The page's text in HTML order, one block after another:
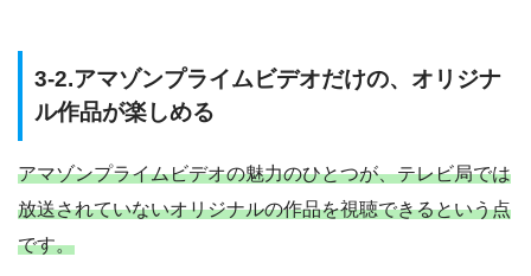
3-2.アマゾンプライムビデオだけの、オリジナ
ル作品が楽しめる
アマゾンプライムビデオの魅力のひとつが、テレビ局では
放送されていないオリジナルの作品を視聴できるという点
です。